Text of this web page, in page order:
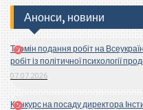
Анонси, новини
Термін подання робіт на
робіт із політичної психології
07.07.2026
Конкурс на посаду директора